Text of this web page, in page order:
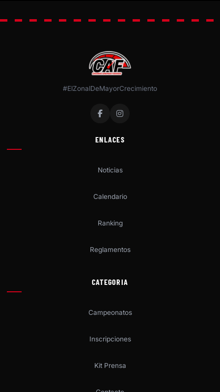
#ElZonalDeMayorCrecimiento
ENLACES
Noticias
Calendario
Ranking
Reglamentos
CATEGORIA
Campeonatos
Inscripciones
Kit Prensa